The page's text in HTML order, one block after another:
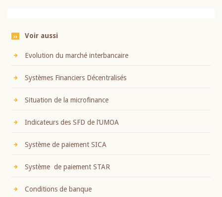
Voir aussi
Evolution du marché interbancaire
Systèmes Financiers Décentralisés
Situation de la microfinance
Indicateurs des SFD de l’UMOA
Système de paiement SICA
Système de paiement STAR
Conditions de banque